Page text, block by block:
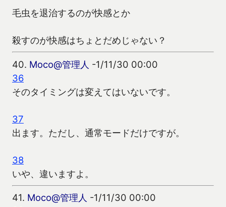
毛虫を退治するのが快感とか
殺すのが快感はちょとだめじゃない？
40. Moco@管理人 -1/11/30 00:00
36
そのタイミングは変えてはいないです。
37
出ます。ただし、通常モードだけですが。
38
いや、違いますよ。
41. Moco@管理人 -1/11/30 00:00